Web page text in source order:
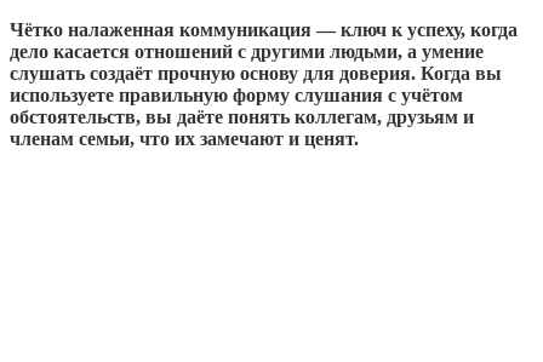
Чётко налаженная коммуникация — ключ к успеху, когда
дело касается отношений с другими людьми, а умение
слушать создаёт прочную основу для доверия. Когда вы
используете правильную форму слушания с учётом
обстоятельств, вы даёте понять коллегам, друзьям и
членам семьи, что их замечают и ценят.